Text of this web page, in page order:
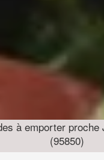
à emporter
(95850)